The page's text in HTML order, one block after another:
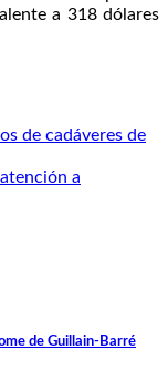
a 318 dólares
de cadáveres de
a
de Guillain-Barré